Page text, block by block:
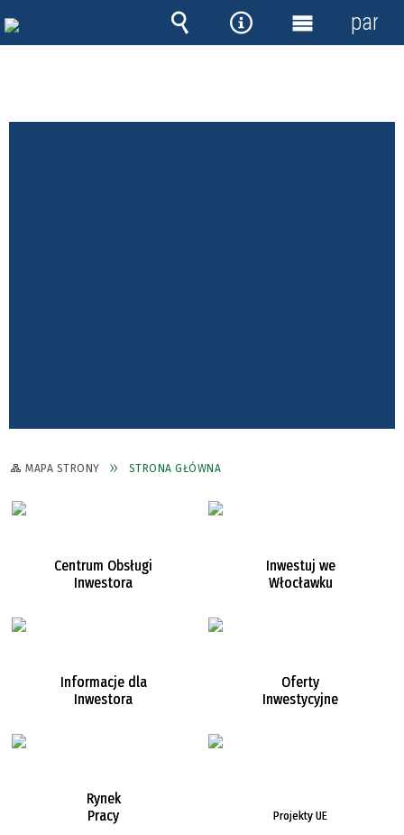
MAPA STRONY STRONA GŁÓWNA
Centrum Obsługi
Inwestora
Inwestuj we
Włocławku
Informacje dla
Inwestora
Oferty
Inwestycyjne
Rynek
Pracy
Projekty UE
Wyszukiwarka
Narzędzia
Menu
panel